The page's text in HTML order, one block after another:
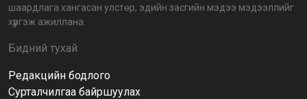
BTS-ийн тоглолтыг Netflix дэлхий даяар шууд
дамжуулна
Иргэдийн төлөөлөгчдийн хурлын 2026 оны
нөхөн сонгууль 6 дугаар сарын 21-нд болно
шаардлага хангасан улстөр, эдийн засгийн мэдээ мэдээллийг
хүргэж ажиллана.
Бидний тухай
Редакцийн бодлого
Сурталчилгаа байршуулах